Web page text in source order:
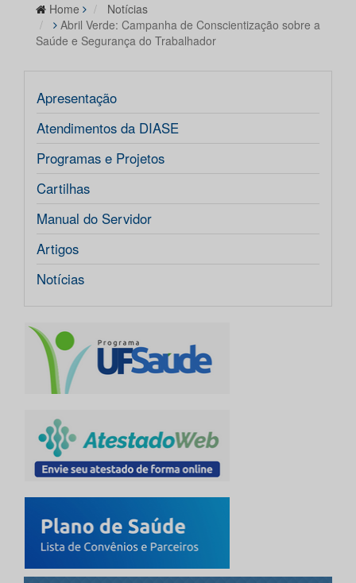
Home
Notícias
Abril Verde: Campanha de Conscientização sobre a
Saúde e Segurança do Trabalhador
Apresentação
Atendimentos da DIASE
Programas e Projetos
Cartilhas
Manual do Servidor
Artigos
Notícias